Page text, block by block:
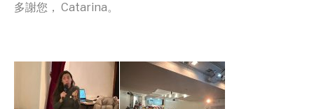
多謝您， Catarina。